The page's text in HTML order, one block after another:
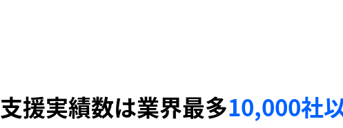
支援実績数は業界最多10,000社